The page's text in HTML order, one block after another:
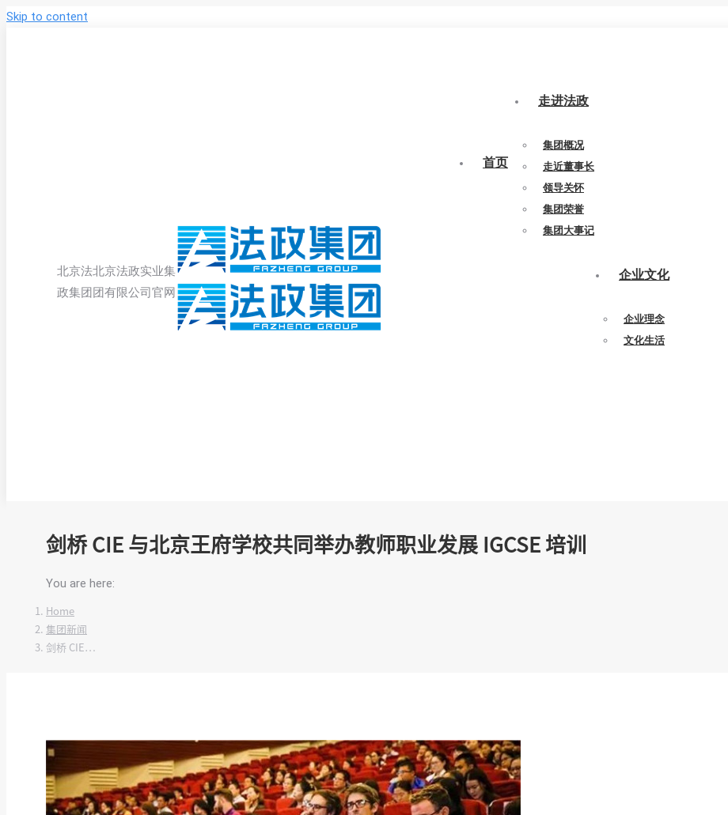
Skip to content
北京法
政集团
北京法政实业集
团有限公司官网
首页
走进法政
集团概况
走近董事长
领导关怀
集团荣誉
集团大事记
企业文化
企业理念
文化生活
剑桥 CIE 与北京王府学校共同举办教师职业发展 IGCSE 培训
You are here:
Home
集团新闻
剑桥 CIE…